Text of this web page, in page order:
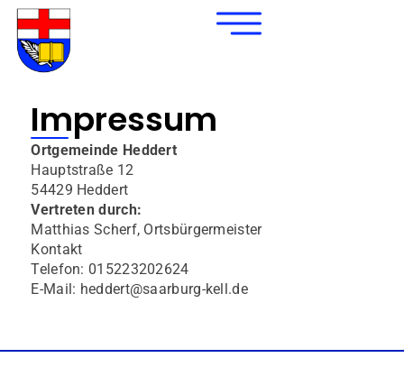
Impressum
Ortgemeinde Heddert
Hauptstraße 12
54429 Heddert
Vertreten durch:
Matthias Scherf, Ortsbürgermeister
Kontakt
Telefon: 015223202624
E-Mail: heddert@saarburg-kell.de